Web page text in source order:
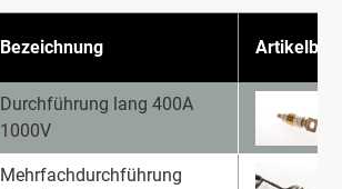
Bezeichnung Artikelbild
Durchführung lang 400A
1000V
Mehrfachdurchführung